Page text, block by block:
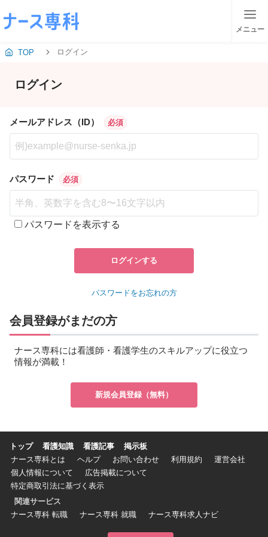
メニュー
TOP ログイン
ログイン
メールアドレス（ID） 必須
パスワード 必須
パスワードを表示する
ログインする
パスワードをお忘れの方
会員登録がまだの方
ナース専科には看護師・看護学生のスキルアップに役立つ
情報が満載！
新規会員登録（無料）
トップ 看護知識 看護記事
掲示板
ナース専科とは
ヘルプ お問い合わせ 利用規約
運営会社
個人情報について
広告掲載について
特定商取引法に基づく表示
関連サービス
ナース専科 転職
ナース専科 就職 ナース専科求人ナビ